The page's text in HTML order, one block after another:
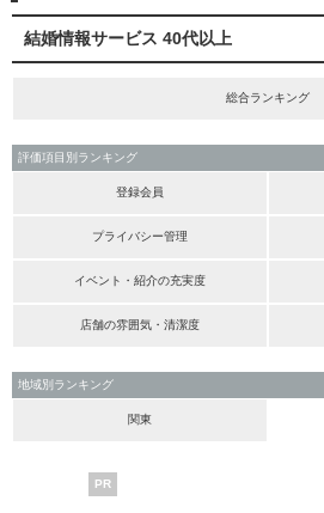
結婚情報サービス 40代以上
総合ランキング
評価項目別ランキング
登録会員
プライバシー管理
イベント・紹介の充実度
店舗の雰囲気・清潔度
地域別ランキング
関東
PR